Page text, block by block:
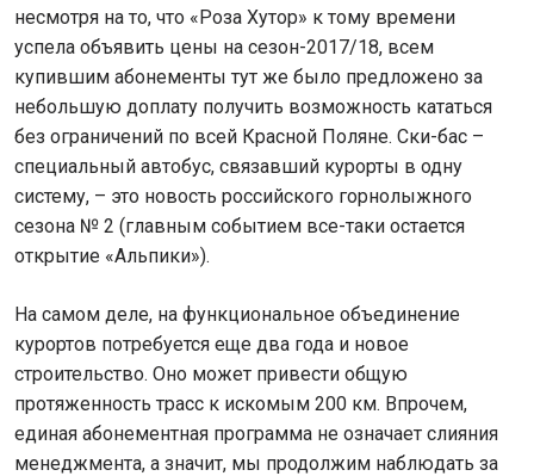
несмотря на то, что «Роза Хутор» к тому времени
успела объявить цены на сезон-2017/18, всем
купившим абонементы тут же было предложено за
небольшую доплату получить возможность кататься
без ограничений по всей Красной Поляне. Ски-бас –
специальный автобус, связавший курорты в одну
систему, – это новость российского горнолыжного
сезона № 2 (главным событием все-таки остается
открытие «Альпики»).
На самом деле, на функциональное объединение
курортов потребуется еще два года и новое
строительство. Оно может привести общую
протяженность трасс к искомым 200 км. Впрочем,
единая абонементная программа не означает слияния
менеджмента, а значит, мы продолжим наблюдать за